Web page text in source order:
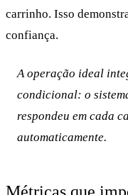
carrinho. Isso
confiança.
A operação ideal
condicional: o
respondeu em cada
automaticamente.